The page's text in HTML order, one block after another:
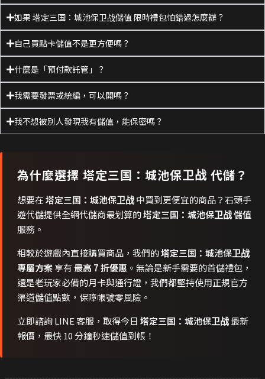
如果 塔定三国：城池保卫战儲值 限時禮包怕錯過怎麼辦？
自己買點卡儲值不是更方便嗎？
什麼是「預付款託管」？
我需要發票或統編，可以開嗎？
我不想被別人發現我有儲值，能保密嗎？
為什麼選擇 塔定三国：城池保卫战 代儲？
想要在塔定三国：城池保卫战中買到更便宜的商品？石頭手
遊代儲提供全網代儲商最划算的塔定三国：城池保卫战 儲值
服務。
相較於遊戲內直接購買商品，我們的塔定三国：城池保卫战
專屬方案享有最高 7 折優惠 。無論是新手需要的首儲禮包，
還是老玩家必備的月卡與通行證，我們都堅持使用正規官方
渠道儲值點數，保障帳號零風險。
立即諮詢 LINE 客服，取得今日 塔定三国：城池保卫战最新
報價，最快 10 分鐘秒速儲值到帳！